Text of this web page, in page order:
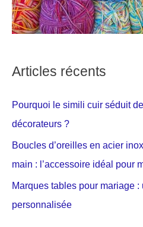
Articles récents
Pourquoi le simili cuir séduit
décorateurs ?
Boucles d’oreilles en acier
main : l’accessoire idéal pour
Marques tables pour mariage
personnalisée